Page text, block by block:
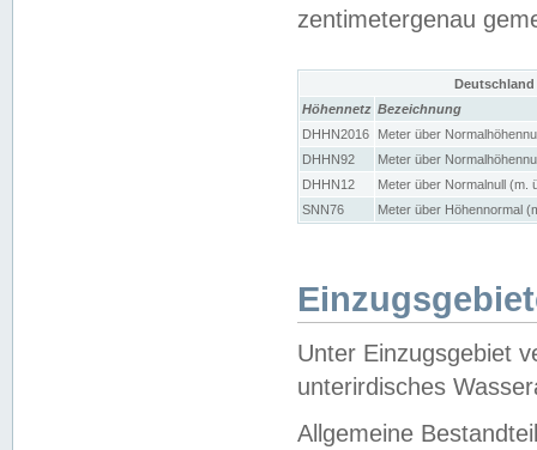
zentimetergenau
Höhennetz Bezeichnung
DHHN2016
Meter über
DHHN92
Meter über
DHHN12
Meter über Normalnull (m.
SNN76
Meter über Höhennormal
Unter Einzugsgebiet
unterirdisches
Allgemeine